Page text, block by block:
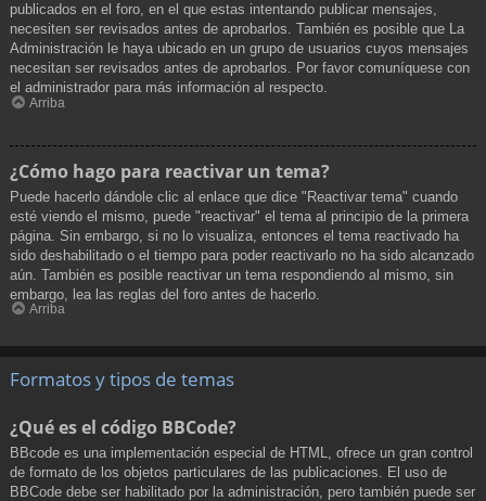
publicados en el foro, en el que estas intentando publicar mensajes,
necesiten ser revisados antes de aprobarlos. También es posible que La
Administración le haya ubicado en un grupo de usuarios cuyos mensajes
necesitan ser revisados antes de aprobarlos. Por favor comuníquese con
el administrador para más información al respecto.
Arriba
¿Cómo hago para reactivar un tema?
Puede hacerlo dándole clic al enlace que dice "Reactivar tema" cuando
esté viendo el mismo, puede "reactivar" el tema al principio de la primera
página. Sin embargo, si no lo visualiza, entonces el tema reactivado ha
sido deshabilitado o el tiempo para poder reactivarlo no ha sido alcanzado
aún. También es posible reactivar un tema respondiendo al mismo, sin
embargo, lea las reglas del foro antes de hacerlo.
Arriba
Formatos y tipos de temas
¿Qué es el código BBCode?
BBcode es una implementación especial de HTML, ofrece un gran control
de formato de los objetos particulares de las publicaciones. El uso de
BBCode debe ser habilitado por la administración, pero también puede ser